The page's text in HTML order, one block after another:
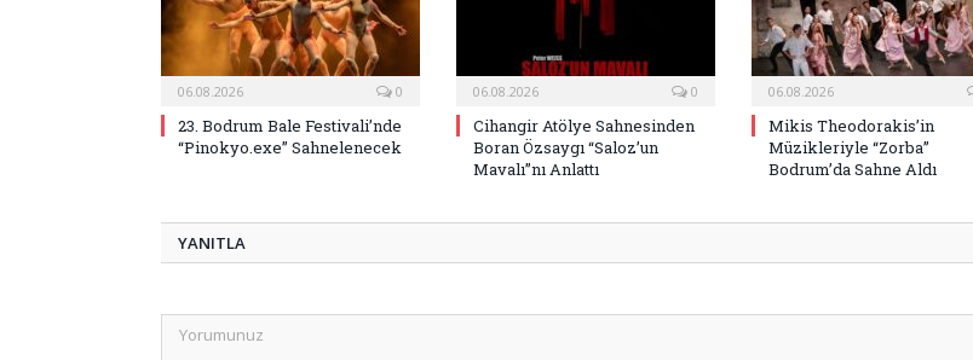
06.08.2026 0
23. Bodrum Bale Festivali’nde
“Pinokyo.exe” Sahnelenecek
06.08.2026 0
Cihangir Atölye Sahnesinden
Boran Özsaygı “Saloz’un
Mavalı”nı Anlattı
06.08.2026
Mikis Theodorakis’in
Müzikleriyle “Zorba”
Bodrum’da Sahne Aldı
YANITLA